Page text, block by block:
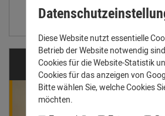
Größentabelle
Fragen?
Diese Website nutzt essentielle
Betrieb der Website notwendig
Cookies für die Website-Statistik
Cookies für das anzeigen von
Bitte wählen Sie, welche Cookies
möchten.